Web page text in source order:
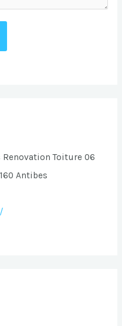
Toiture 06
Antibes